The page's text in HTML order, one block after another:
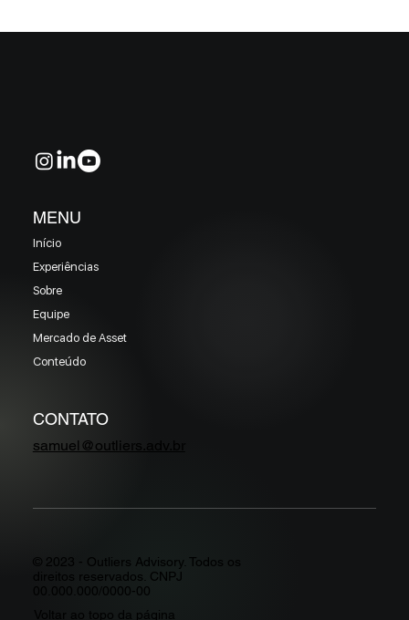
Início
Experiências
Sobre
Equipe
Mercado de Asset
Conteúdo
MENU
samuel@outliers.adv.br
CONTATO
Voltar ao topo da página
© 2023 - Outliers Advisory. Todos os
direitos reservados. CNPJ
00.000.000/0000-00